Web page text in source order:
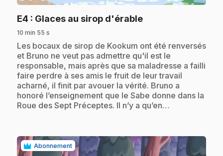
E4 : Glaces au sirop d'érable.
10 min 55 s
.Les bocaux de sirop de Kookum ont été renversés
et Bruno ne veut pas admettre qu'il est le
responsable, mais après que sa maladresse a failli
faire perdre à ses amis le fruit de leur travail
acharné, il finit par avouer la vérité. Bruno a
honoré l’enseignement que le Sabe donne dans la
Roue des Sept Préceptes. Il n’y a qu’en…
Abonnement